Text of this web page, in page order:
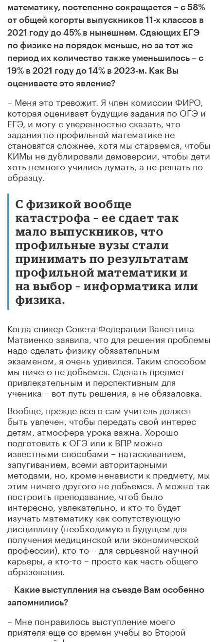
математику, постепенно сокращается – с 58%
от общей когорты выпускников 11-х классов в
2021 году до 45% в нынешнем. Сдающих ЕГЭ
по физике на порядок меньше, но за тот же
период их количество также уменьшилось – с
19% в 2021 году до 14% в 2023-м. Как Вы
оцениваете это явление?
– Меня это тревожит. Я член комиссии ФИРО,
которая оценивает будущие задания по ОГЭ и
ЕГЭ, и могу с уверенностью сказать, что
задания по профильной математике не
становятся сложнее, хотя мы стараемся, чтобы
КИМы не дублировали демоверсии, чтобы дети
хоть немного учились думать, а не решать по
образцу.
С физикой вообще
катастрофа – ее сдает так
мало выпускников, что
профильные вузы стали
принимать по результатам
профильной математики и
на выбор – информатика или
физика.
Когда спикер Совета Федерации Валентина
Матвиенко заявила, что для решения проблемы
надо сделать физику обязательным
экзаменом, я очень удивился. Таким способом
мы ничего не добьемся. Сделать предмет
привлекательным и перспективным для
ученика – вот путь решения, а не обязаловка.
Вообще, прежде всего сам учитель должен
быть увлечен, чтобы передать свой интерес
детям, атмосфера урока важна. Хорошо
подготовить к ОГЭ или к ВПР можно
известными способами – натаскиванием,
запугиванием, всеми авторитарными
методами, но, кроме ненависти к предмету, мы
этим ничего другого не добьемся. А можно так
построить преподавание, чтоб было
интересно, увлекательно, и кто-то будет
изучать математику как сопутствующую
дисциплину (необходимую в будущем для
получения медицинской или экономической
профессии), кто-то – для серьезной научной
карьеры, а кто-то – просто как часть общего
образования.
– Какие выступления на съезде Вам особенно
запомнились?
– Мне понравилось выступление моего
приятеля еще со времен учебы во Второй